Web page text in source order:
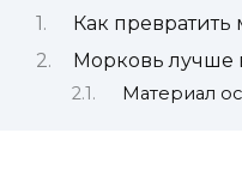
Как
Морковь лучше
Материал